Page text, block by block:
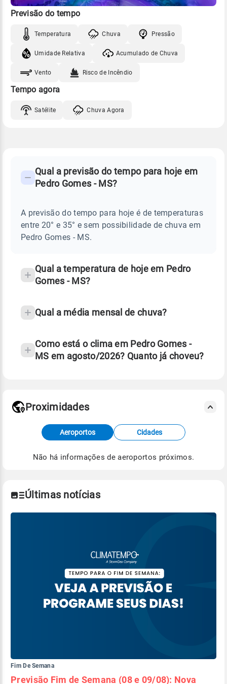
Previsão do tempo
Temperatura Chuva Pressão
Umidade Relativa Acumulado de Chuva
Vento Risco de Incêndio
Tempo agora
Satélite Chuva Agora
PREVISÃO
TEMPO
GOMES
Perguntas
sobre
chuva
Qual a previsão do tempo para hoje em
Pedro Gomes - MS?
A previsão do tempo para hoje é de temperaturas
entre 20° e 35° e sem possibilidade de chuva em
Pedro Gomes - MS.
Qual a temperatura de hoje em Pedro
Gomes - MS?
Qual a média mensal de chuva?
Como está o clima em Pedro Gomes -
MS em agosto/2026? Quanto já choveu?
Fonte: dados combinados de estações
meteorológicas e satélite do Centro de Previsão
de Tempo e Estudos Climáticos (CPTEC).
Proximidades
Aeroportos Cidades
Não há informações de aeroportos próximos.
Últimas notícias
Fim De Semana
Previsão Fim de Semana (08 e 09/08): Nova